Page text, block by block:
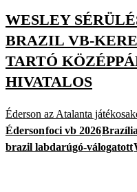
WESLEY
BRAZIL VB-
TARTÓ
HIVATALOS
Éderson az Atalanta
Édersonfoci vb 2026Brazília
brazil labdarúgó-válogatott